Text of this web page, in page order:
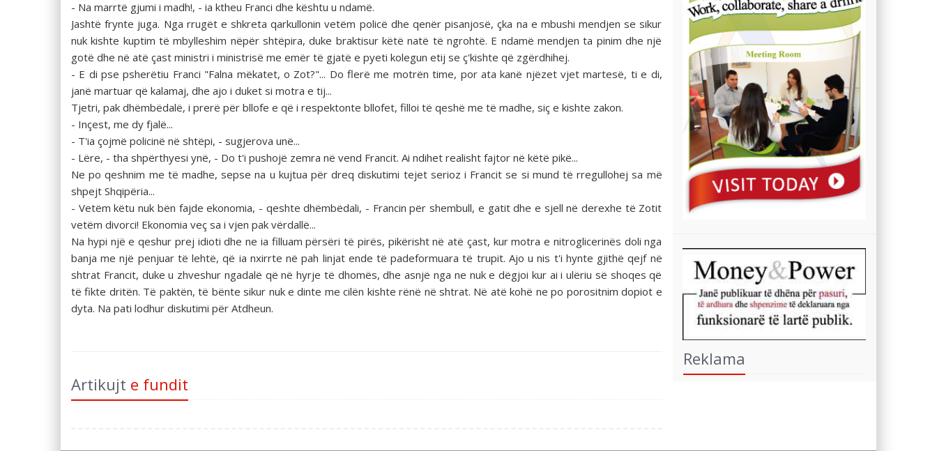
- Na marrtë gjumi i madh!, - ia ktheu Franci dhe kështu u ndamë.
Jashtë frynte juga. Nga rrugët e shkreta qarkullonin vetëm policë dhe qenër pisanjosë, çka na e mbushi mendjen se sikur
nuk kishte kuptim të mbylleshim nëpër shtëpira, duke braktisur këtë natë të ngrohtë. E ndamë mendjen ta pinim dhe një
gotë dhe në atë çast ministri i ministrisë me emër të gjatë e pyeti kolegun etij se ç'kishte që zgërdhihej.
- E di pse psherëtiu Franci "Falna mëkatet, o Zot?"... Do flerë me motrën time, por ata kanë njëzet vjet martesë, ti e di,
janë martuar që kalamaj, dhe ajo i duket si motra e tij...
Tjetri, pak dhëmbëdalë, i prerë për bllofe e që i respektonte bllofet, filloi të qeshë me të madhe, siç e kishte zakon.
- Inçest, me dy fjalë...
- T'ia çojmë policinë në shtëpi, - sugjerova unë...
- Lëre, - tha shpërthyesi ynë, - Do t'i pushojë zemra në vend Francit. Ai ndihet realisht fajtor në këtë pikë...
Ne po qeshnim me të madhe, sepse na u kujtua për dreq diskutimi tejet serioz i Francit se si mund të rregullohej sa më
shpejt Shqipëria...
- Vetëm këtu nuk bën fajde ekonomia, - qeshte dhëmbëdali, - Francin për shembull, e gatit dhe e sjell në derexhe të Zotit
vetëm divorci! Ekonomia veç sa i vjen pak vërdallë...
Na hypi një e qeshur prej idioti dhe ne ia filluam përsëri të pirës, pikërisht në atë çast, kur motra e nitroglicerinës doli nga
banja me një penjuar të lehtë, që ia nxirrte në pah linjat ende të padeformuara të trupit. Ajo u nis t'i hynte gjithë qejf në
shtrat Francit, duke u zhveshur ngadalë që në hyrje të dhomës, dhe asnjë nga ne nuk e dëgjoi kur ai i ulëriu së shoqes që
të fikte dritën. Të paktën, të bënte sikur nuk e dinte me cilën kishte rënë në shtrat. Në atë kohë ne po porositnim dopiot e
dyta. Na pati lodhur diskutimi për Atdheun.
Artikujt e fundit
Reklama